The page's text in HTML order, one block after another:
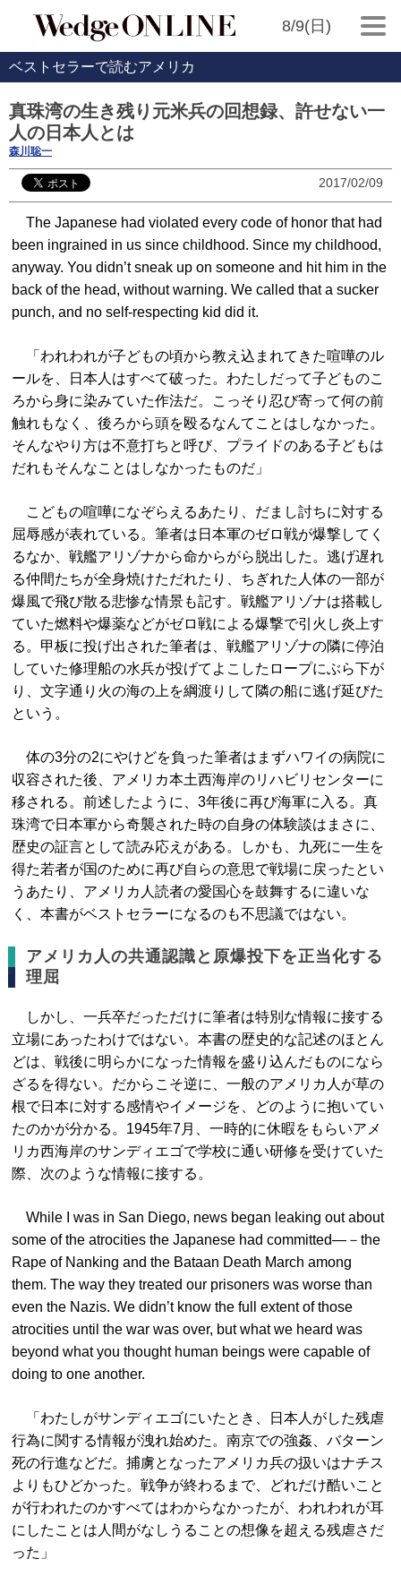
8/9(日)
ベストセラーで読むアメリカ
真珠湾の生き残り元米兵の回想録、許せない一
人の日本人とは
森川聡一
2017/02/09
The Japanese had violated every code of honor that had
been ingrained in us since childhood. Since my childhood,
anyway. You didn’t sneak up on someone and hit him in the
back of the head, without warning. We called that a sucker
punch, and no self-respecting kid did it.
「われわれが子どもの頃から教え込まれてきた喧嘩のル
ールを、日本人はすべて破った。わたしだって子どものこ
ろから身に染みていた作法だ。こっそり忍び寄って何の前
触れもなく、後ろから頭を殴るなんてことはしなかった。
そんなやり方は不意打ちと呼び、プライドのある子どもは
だれもそんなことはしなかったものだ」
こどもの喧嘩になぞらえるあたり、だまし討ちに対する
屈辱感が表れている。筆者は日本軍のゼロ戦が爆撃してく
るなか、戦艦アリゾナから命からがら脱出した。逃げ遅れ
る仲間たちが全身焼けただれたり、ちぎれた人体の一部が
爆風で飛び散る悲惨な情景も記す。戦艦アリゾナは搭載し
ていた燃料や爆薬などがゼロ戦による爆撃で引火し炎上す
る。甲板に投げ出された筆者は、戦艦アリゾナの隣に停泊
していた修理船の水兵が投げてよこしたロープにぶら下が
り、文字通り火の海の上を綱渡りして隣の船に逃げ延びた
という。
体の3分の2にやけどを負った筆者はまずハワイの病院に
収容された後、アメリカ本土西海岸のリハビリセンターに
移される。前述したように、3年後に再び海軍に入る。真
珠湾で日本軍から奇襲された時の自身の体験談はまさに、
歴史の証言として読み応えがある。しかも、九死に一生を
得た若者が国のために再び自らの意思で戦場に戻ったとい
うあたり、アメリカ人読者の愛国心を鼓舞するに違いな
く、本書がベストセラーになるのも不思議ではない。
アメリカ人の共通認識と原爆投下を正当化する
理屈
しかし、一兵卒だっただけに筆者は特別な情報に接する
立場にあったわけではない。本書の歴史的な記述のほとん
どは、戦後に明らかになった情報を盛り込んだものになら
ざるを得ない。だからこそ逆に、一般のアメリカ人が草の
根で日本に対する感情やイメージを、どのように抱いてい
たのかが分かる。1945年7月、一時的に休暇をもらいアメ
リカ西海岸のサンディエゴで学校に通い研修を受けていた
際、次のような情報に接する。
While I was in San Diego, news began leaking out about
some of the atrocities the Japanese had committed—－the
Rape of Nanking and the Bataan Death March among
them. The way they treated our prisoners was worse than
even the Nazis. We didn’t know the full extent of those
atrocities until the war was over, but what we heard was
beyond what you thought human beings were capable of
doing to one another.
「わたしがサンディエゴにいたとき、日本人がした残虐
行為に関する情報が洩れ始めた。南京での強姦、バターン
死の行進などだ。捕虜となったアメリカ兵の扱いはナチス
よりもひどかった。戦争が終わるまで、どれだけ酷いこと
が行われたのかすべてはわからなかったが、われわれが耳
にしたことは人間がなしうることの想像を超える残虐さだ
った」